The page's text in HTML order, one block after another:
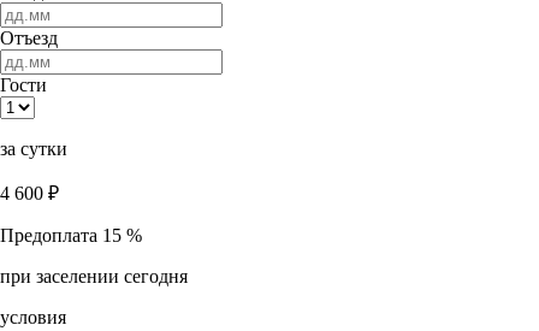
Отъезд
Гости
за сутки
4 600 ₽
Предоплата 15 %
при заселении сегодня
условия